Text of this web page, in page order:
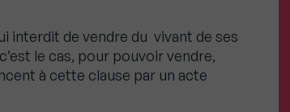
interdit de vendre du vivant de ses
le cas, pour pouvoir vendre,
à cette clause par un acte